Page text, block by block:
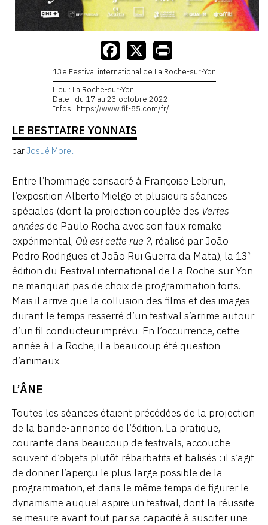
13e Festival international de La Roche-sur-Yon
Lieu : La Roche-sur-Yon
Date : du 17 au 23 octobre 2022.
Infos : https://www.fif-85.com/fr/
LE BESTIAIRE YONNAIS
parJosué Morel
Entre l’hommage consacré à Françoise Lebrun,
l’exposition Alberto Mielgo et plusieurs séances
spéciales (dont la projection couplée des Vertes
années de Paulo Rocha avec son faux remake
expérimental, Où est cette rue ?, réalisé par João
Pedro Rodrigues et João Rui Guerra da Mata), la 13e
édition du Festival international de La Roche-sur-Yon
ne manquait pas de choix de programmation forts.
Mais il arrive que la collusion des films et des images
durant le temps resserré d’un festival s’arrime autour
d’un fil conducteur imprévu. En l’occurrence, cette
année à La Roche, il a beaucoup été question
d’animaux.
L’ÂNE
Toutes les séances étaient précédées de la projection
de la bande-annonce de l’édition. La pratique,
courante dans beaucoup de festivals, accouche
souvent d’objets plutôt rébarbatifs et balisés : il s’agit
de donner l’aperçu le plus large possible de la
programmation, et dans le même temps de figurer le
dynamisme auquel aspire un festival, dont la réussite
se mesure avant tout par sa capacité à susciter une